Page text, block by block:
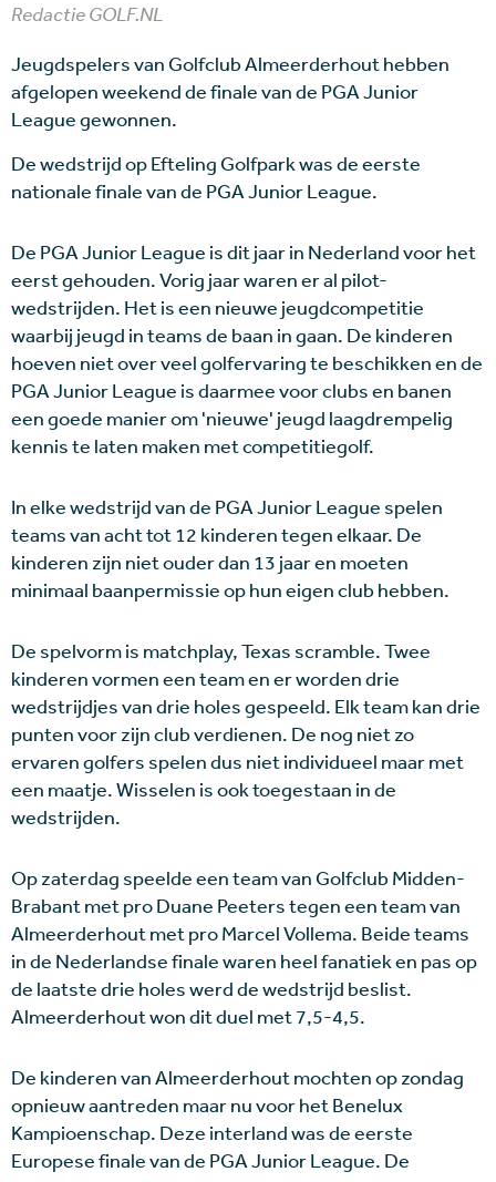
Redactie GOLF.NL
Jeugdspelers van Golfclub Almeerderhout hebben
afgelopen weekend de finale van de PGA Junior
League gewonnen.
De wedstrijd op Efteling Golfpark was de eerste
nationale finale van de PGA Junior League.
De PGA Junior League is dit jaar in Nederland voor het
eerst gehouden. Vorig jaar waren er al pilot-
wedstrijden. Het is een nieuwe jeugdcompetitie
waarbij jeugd in teams de baan in gaan. De kinderen
hoeven niet over veel golfervaring te beschikken en de
PGA Junior League is daarmee voor clubs en banen
een goede manier om 'nieuwe' jeugd laagdrempelig
kennis te laten maken met competitiegolf.
In elke wedstrijd van de PGA Junior League spelen
teams van acht tot 12 kinderen tegen elkaar. De
kinderen zijn niet ouder dan 13 jaar en moeten
minimaal baanpermissie op hun eigen club hebben.
De spelvorm is matchplay, Texas scramble. Twee
kinderen vormen een team en er worden drie
wedstrijdjes van drie holes gespeeld. Elk team kan drie
punten voor zijn club verdienen. De nog niet zo
ervaren golfers spelen dus niet individueel maar met
een maatje. Wisselen is ook toegestaan in de
wedstrijden.
Op zaterdag speelde een team van Golfclub Midden-
Brabant met pro Duane Peeters tegen een team van
Almeerderhout met pro Marcel Vollema. Beide teams
in de Nederlandse finale waren heel fanatiek en pas op
de laatste drie holes werd de wedstrijd beslist.
Almeerderhout won dit duel met 7,5-4,5.
De kinderen van Almeerderhout mochten op zondag
opnieuw aantreden maar nu voor het Benelux
Kampioenschap. Deze interland was de eerste
Europese finale van de PGA Junior League. De